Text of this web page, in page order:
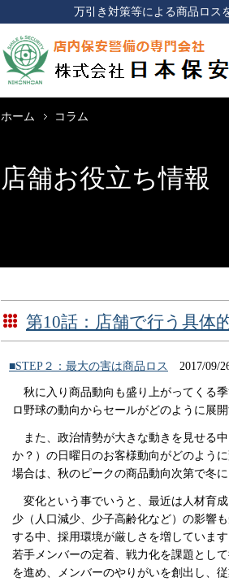
万引き対策等による商品ロス
ホーム コラム
店舗お役立ち情報
第10話：店舗で行う具体
■STEP２：最大の害は商品ロス 2017/09/
秋に入り商品動向も盛り上がってくる
ロ野球の動向からセールがどのように展
また、政治情勢が大きな動きを見せる
か？）の日曜日のお客様動向がどのよう
場合は、秋のピークの商品動向次第で冬
変化という事でいうと、最近は人材育
少（人口減少、少子高齢化など）の影響
する中、採用環境が厳しさを増していま
若手メンバーの定着、戦力化を課題とし
を進め、メンバーのやりがいを創出し、